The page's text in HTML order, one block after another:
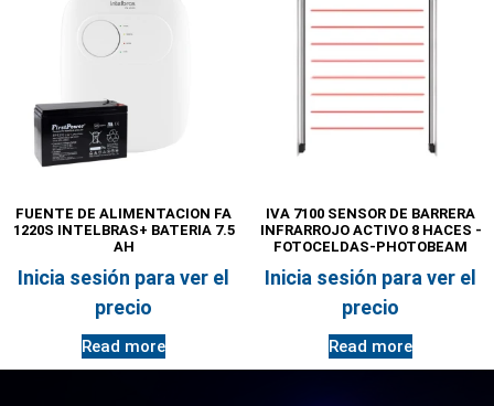
FUENTE DE ALIMENTACION FA
1220S INTELBRAS+ BATERIA 7.5
AH
Inicia sesión para ver el
precio
Read more
IVA 7100 SENSOR DE BARRERA
INFRARROJO ACTIVO 8 HACES -
FOTOCELDAS-PHOTOBEAM
Inicia sesión para ver el
precio
Read more